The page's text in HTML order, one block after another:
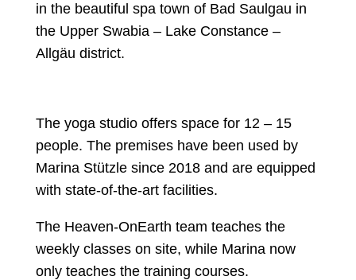
in the beautiful spa town of Bad Saulgau in
the Upper Swabia – Lake Constance –
Allgäu district.
The yoga studio offers space for 12 – 15
people. The premises have been used by
Marina Stützle since 2018 and are equipped
with state-of-the-art facilities.
The Heaven-OnEarth team teaches the
weekly classes on site, while Marina now
only teaches the training courses.